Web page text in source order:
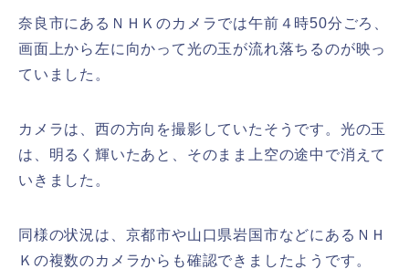
奈良市にあるＮＨＫのカメラでは午前４時50分ごろ、
画面上から左に向かって光の玉が流れ落ちるのが映っ
ていました。
カメラは、西の方向を撮影していたそうです。光の玉
は、明るく輝いたあと、そのまま上空の途中で消えて
いきました。
同様の状況は、京都市や山口県岩国市などにあるＮＨ
Ｋの複数のカメラからも確認できましたようです。